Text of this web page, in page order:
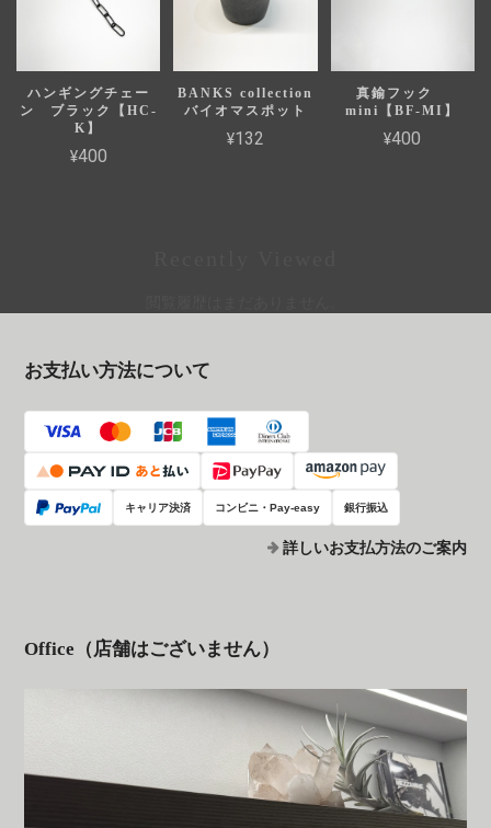
ハンギングチェー
ン ブラック【HC-
K】
¥400
BANKS collection
バイオマスポット
¥132
真鍮フック
mini【BF-MI】
¥400
お支払い方法について
キャリア決済 コンビニ・Pay-easy 銀行振込
詳しいお支払方法のご案内
Office（店舗はございません）